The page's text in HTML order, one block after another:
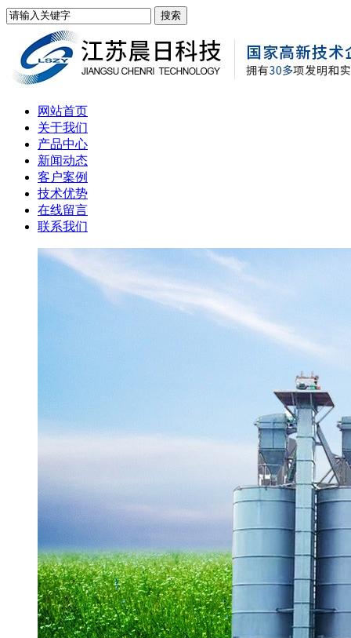
网站首页
关于我们
产品中心
新闻动态
客户案例
技术优势
在线留言
联系我们